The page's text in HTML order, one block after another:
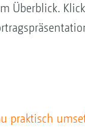
Überblick.
praktisch